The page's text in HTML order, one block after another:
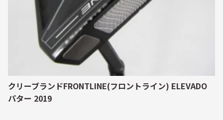
クリーブランドFRONTLINE(フロントライン) ELEVADO
パター 2019